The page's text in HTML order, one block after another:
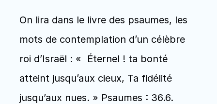
On lira dans le livre des psaumes, les
mots de contemplation d’un célèbre
roi d’Israël : «  Éternel ! ta bonté
atteint jusqu’aux cieux, Ta fidélité
jusqu’aux nues. » Psaumes : 36.6.